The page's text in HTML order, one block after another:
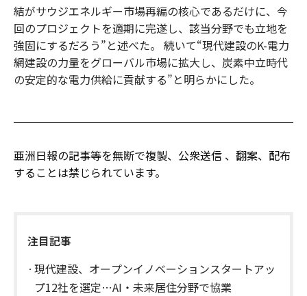
結がサウジエネルギー市場再編の核心であるだけに、今
回のプロジェクトを適期に完遂し、該当分野でも立地を
強固にするだろう”と述べた。 続いて“現代建設のK-電力
網建設の力量をグローバル市場に拡大し、炭素中立時代
の安定的な電力供給に貢献する”と明らかにした。
亜洲日報の記事等を無断で複製、公衆送信 、翻案、配布
することは禁じられています。
注目記事
現代建設、オープンイノベーションスタートアッ
プ12社を選定…AI・未来居住分野で協業